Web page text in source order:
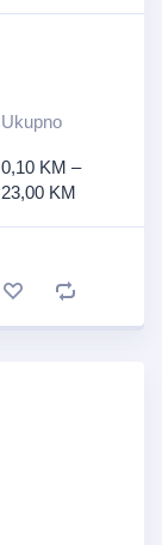
Ukupno
0,10 KM –
23,00 KM